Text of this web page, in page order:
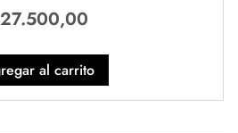
27.500,00
al carrito